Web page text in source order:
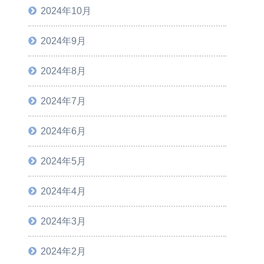
2024年10月
2024年9月
2024年8月
2024年7月
2024年6月
2024年5月
2024年4月
2024年3月
2024年2月